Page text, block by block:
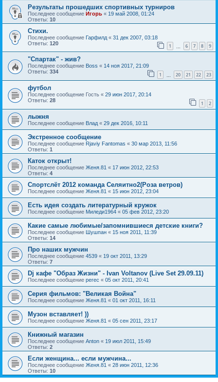
Результаты прошедших спортивных турниров
Последнее сообщение Игорь « 19 май 2008, 01:24
Ответы: 10
Стихи.
Последнее сообщение Гарфилд « 31 дек 2007, 03:18
Ответы: 120 1 6 7 8 9
"Спартак" - жив?
Последнее сообщение Boss « 14 ноя 2017, 21:09
Ответы: 334 1 20 21 22 23
футбол
Последнее сообщение Гость « 29 июн 2017, 20:14
Ответы: 28 1 2
лыжня
Последнее сообщение Влад « 29 дек 2016, 10:11
Экстренное сообщение
Последнее сообщение Rjaviy Fantomas « 30 мар 2013, 11:56
Ответы: 1
Каток открыт!
Последнее сообщение Женя.81 « 17 июн 2012, 22:53
Ответы: 4
Спортслёт 2012 команда Селяитно2(Роза ветров)
Последнее сообщение Женя.81 « 15 июн 2012, 23:04
Есть идея создать литературный кружок
Последнее сообщение Миледи1964 « 05 фев 2012, 23:20
Какие самые любимые/запомнившиеся детские книги?
Последнее сообщение Шушпан « 15 ноя 2011, 11:39
Ответы: 14
Про наших мужчин
Последнее сообщение 4539 « 19 окт 2011, 13:29
Ответы: 7
Dj кафе "Образ Жизни" - Ivan Voltanov (Live Set 29.09.11)
Последнее сообщение perec « 05 окт 2011, 20:41
Серия фильмов: "Великая Война"
Последнее сообщение Женя.81 « 01 окт 2011, 16:11
Музон вставляет! ))
Последнее сообщение Женя.81 « 05 сен 2011, 23:17
Книжный магазин
Последнее сообщение Anton « 19 июл 2011, 15:49
Ответы: 2
Если женщина... если мужчина...
Последнее сообщение Женя.81 « 28 июн 2011, 12:36
Ответы: 10